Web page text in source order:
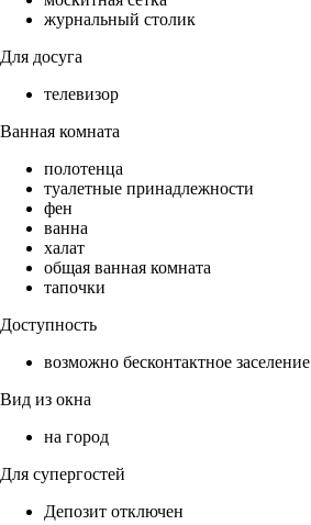
журнальный столик
Для досуга
телевизор
Ванная комната
полотенца
туалетные принадлежности
фен
ванна
халат
общая ванная комната
тапочки
Доступность
возможно бесконтактное заселение
Вид из окна
на город
Для супергостей
Депозит отключен